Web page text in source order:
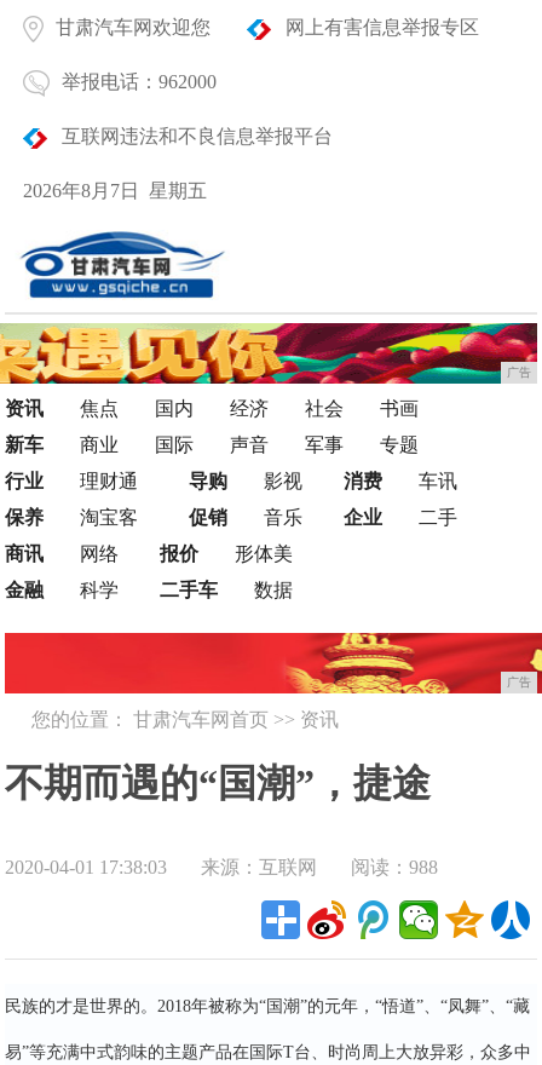
甘肃汽车网欢迎您 网上有害信息举报专区
举报电话：962000
互联网违法和不良信息举报平台
2026年8月7日 星期五
广告
资讯 焦点 国内 经济 社会
书画
新车
商业 国际 声音 军事
专题
行业
理财通
保养
淘宝客
导购
影视
促销
音乐
消费
车讯
企业
二手
商讯
网络
金融
科学
报价
形体美
二手车
数据
广告
您的位置：甘肃汽车网首页 >> 资讯
不期而遇的“国潮”，捷途
X70Coupe就是这么飒
2020-04-01 17:38:03 来源：互联网 阅读：988
民族的才是世界的。2018年被称为“国潮”的元年，“悟道”、“凤舞”、“藏
易”等充满中式韵味的主题产品在国际T台、时尚周上大放异彩，众多中